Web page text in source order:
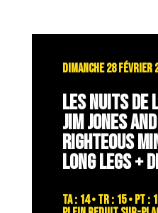
DIMANCHE 28 FÉVRIER
LES NUITS DE
JIM JONES
RIGHTEOUS
LONG LEGS +
TA : 14 • TR : 15 • PT :